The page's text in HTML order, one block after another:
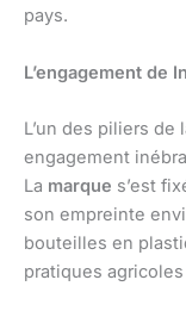
pays.
L’engagement de
L’un des piliers de
engagement
La marque s’est
son empreinte
bouteilles en
pratiques